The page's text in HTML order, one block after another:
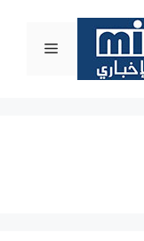
القائمة